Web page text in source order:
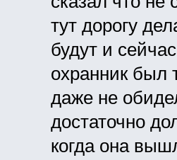
тут дорогу
будут и
охранник был
даже не
достаточно
когда она